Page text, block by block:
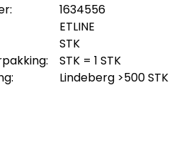
1634556
ETLINE
STK
STK = 1 STK
Lindeberg >500 STK